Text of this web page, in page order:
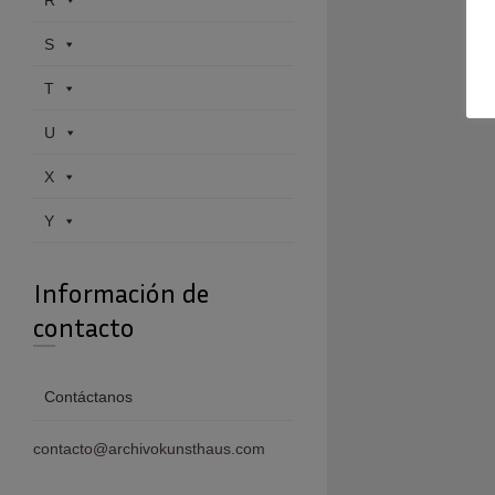
S
T
U
X
Y
Información de
contacto
Contáctanos
contacto@archivokunsthaus.com